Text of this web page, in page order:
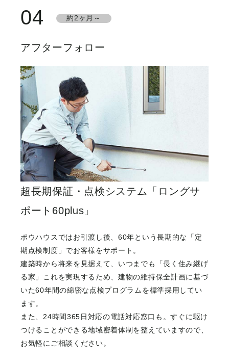
04 約2ヶ月～
アフターフォロー
超⻑期保証・点検システム「ロングサ
ポート60plus」
ポウハウスではお引渡し後、60年という⻑期的な「定
期点検制度」でお客様をサポート。
建築時から将来を⾒据えて、いつまでも「⻑く住み継げ
る家」これを実現するため、建物の維持保全計画に基づ
いた60年間の綿密な点検プログラムを標準採用してい
ます。
また、24時間365日対応の電話対応窓口も。すぐに駆け
つけることができる地域密着体制を整えていますので、
お気軽にご相談ください。